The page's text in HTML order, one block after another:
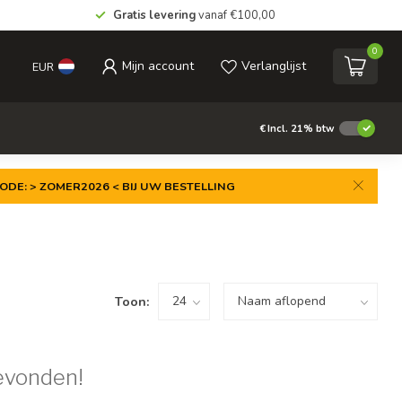
Gratis leveringvanaf €100,00
EUR Mijn account Verlanglijst
0
€Incl. 21% btw
> ZOMER2026 < BIJ UW BESTELLING
Toon: